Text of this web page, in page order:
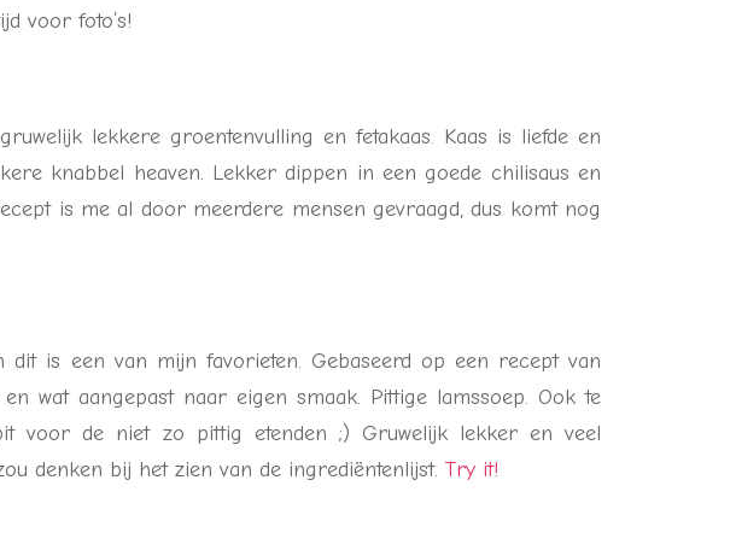
voor foto’s!
lekkere groentenvulling en fetakaas. Kaas is liefde en
knabbel heaven. Lekker dippen in een goede chilisaus en
is me al door meerdere mensen gevraagd, dus komt nog
dit is een van mijn favorieten. Gebaseerd op een recept van
wat aangepast naar eigen smaak. Pittige lamssoep. Ook te
voor de niet zo pittig etenden ;) Gruwelijk lekker en veel
denken bij het zien van de ingrediëntenlijst.Try it!